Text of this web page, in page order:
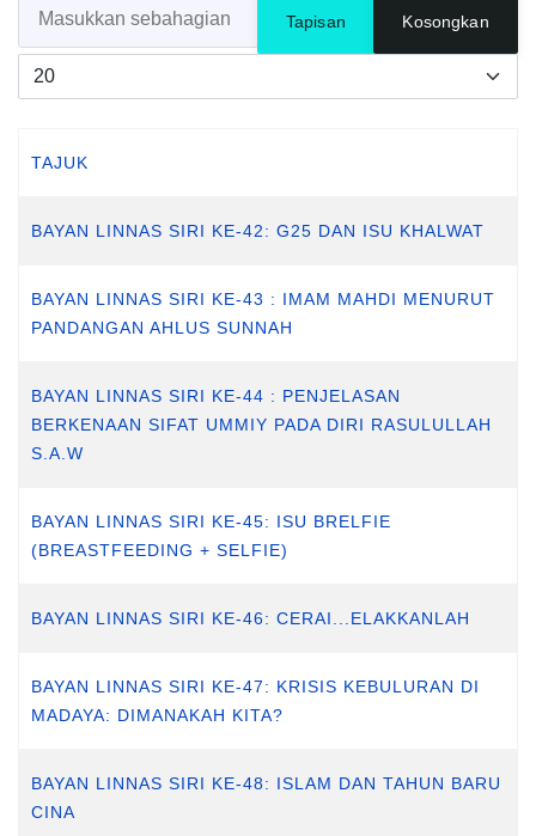
Tapisan Kosongkan
Papar #
TAJUK
BAYAN LINNAS SIRI KE-42: G25 DAN ISU KHALWAT
BAYAN LINNAS SIRI KE-43 : IMAM MAHDI MENURUT
PANDANGAN AHLUS SUNNAH
BAYAN LINNAS SIRI KE-44 : PENJELASAN
BERKENAAN SIFAT UMMIY PADA DIRI RASULULLAH
S.A.W
BAYAN LINNAS SIRI KE-45: ISU BRELFIE
(BREASTFEEDING + SELFIE)
BAYAN LINNAS SIRI KE-46: CERAI...ELAKKANLAH
BAYAN LINNAS SIRI KE-47: KRISIS KEBULURAN DI
MADAYA: DIMANAKAH KITA?
BAYAN LINNAS SIRI KE-48: ISLAM DAN TAHUN BARU
CINA